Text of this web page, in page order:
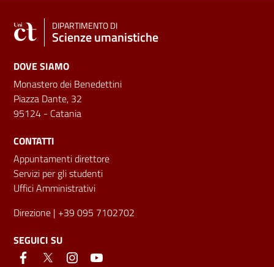
DIPARTIMENTO DI
Scienze umanistiche
DOVE SIAMO
Monastero dei Benedettini
Piazza Dante, 32
95124 - Catania
CONTATTI
Appuntamenti direttore
Servizi per gli studenti
Uffici Amministrativi
Direzione | +39 095 7102702
SEGUICI SU